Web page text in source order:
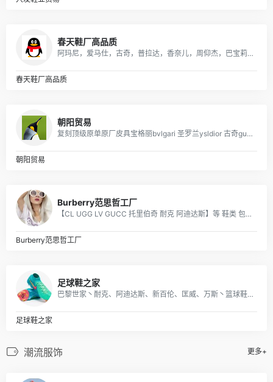
春天鞋厂高品质
阿玛尼，爱马仕，古奇，普拉达，香奈儿，周仰杰，巴宝莉，朱塞佩·萨诺第 (Giuseppe Zanotti)等国际品牌男女潮鞋；品质保证，货源稳定，专业代发
春天鞋厂高品质
朝阳贸易
复刻顶级原单原厂皮具宝格丽bvlgari 圣罗兰ysldior 古奇gucci lv 迪奥dior chanel 原版进口牛皮 意大利 女包 男包
朝阳贸易
Burberry范思哲工厂
【CL UGG LV GUCC 托里伯奇 耐克 阿迪达斯】等 鞋类 包包 手表 等各类贸易批发 本季主打：CL男女鞋 UGG雪地靴
Burberry范思哲工厂
足球鞋之家
巴黎世家丶耐克、阿迪达斯、新百伦、匡威、万斯丶篮球鞋、耐克空军阿迪贝克特史密斯新百伦等 一站式购齐 支持一件代发
足球鞋之家
潮流服饰 更多+